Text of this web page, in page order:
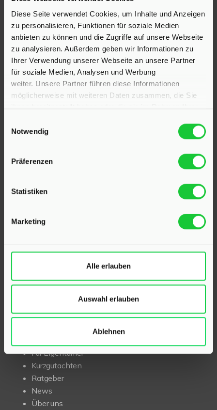
Diese Seite verwendet Cookies, um Inhalte und Anzeigen
zu personalisieren, Funktionen für soziale Medien
anbieten zu können und die Zugriffe auf unsere Webseite
zu analysieren. Außerdem geben wir Informationen zu
Ihrer Verwendung unserer Webseite an unsere Partner
für soziale Medien, Analysen und Werbung
weiter. Unsere Partner führen diese Informationen
möglicherweise mit weiteren Daten zusammen, die Sie
Notwendig
Präferenzen
Statistiken
Marketing
Alle erlauben
Auswahl erlauben
Ablehnen
23795 Klein Rönnau
Bollmoor 2
Telefon:04551 901690
24568 Kaltenkirchen
Holstenstraße 26
Telefon:
04191 2749279
und Kaltenkirchen
stehen wir Ihnen beim Verkauf und
Mit umfassendem Fachwissen und lokaler Expertise
Ihre Wohnung in der Region Kaltenkirchen und Klein
Rönnau. Sprechen Sie uns an – wir sind für Sie da.
Für Eigentümer
Kurzgutachten
Ratgeber
News
Über uns